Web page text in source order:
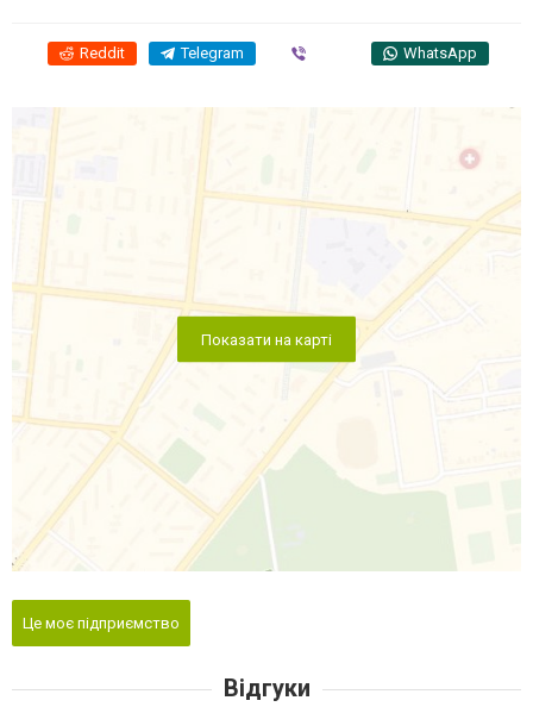
Reddit Telegram WhatsApp
Показати на карті
Це моє підприємство
Відгуки